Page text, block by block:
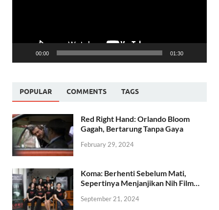
00:00 01:30
POPULAR COMMENTS TAGS
Red Right Hand: Orlando Bloom
Gagah, Bertarung Tanpa Gaya
February 29, 2024
Koma: Berhenti Sebelum Mati,
Sepertinya Menjanjikan Nih Film…
September 21, 2024